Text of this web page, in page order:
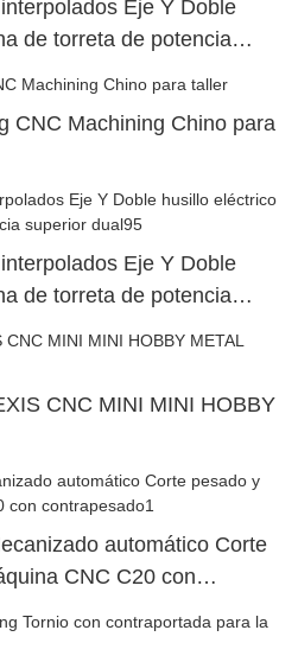
Eje Y Doble
de torreta de potencia
CNC Machining Chino para
Eje Y Doble
de torreta de potencia
CNC MINI MINI HOBBY
automático Corte
CNC C20 con